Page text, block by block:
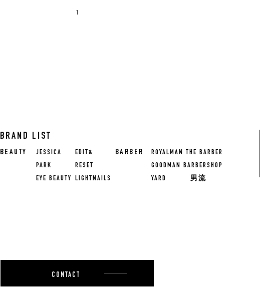
1
BRAND LIST
BEAUTY JESSICA
EDIT&
PARK
RESET
EYE BEAUTY
LIGHTNAILS
BARBER
ROYALMAN THE BARBER
GOODMAN BARBERSHOP
YARD
男流
CONTACT